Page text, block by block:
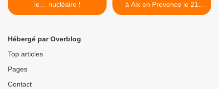
le… nucléaire !
à Aix en Provence le 21
novembre 2015 pour la
Hébergé par Overblog
Top articles
Pages
Contact